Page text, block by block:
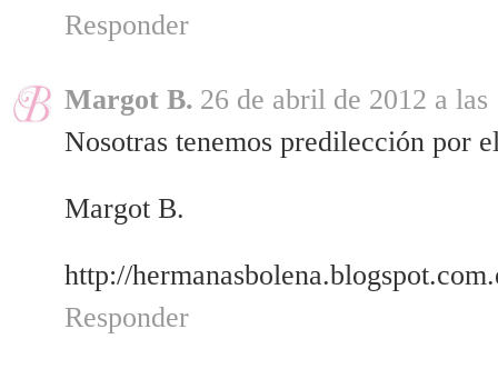
Responder
Margot B. 26 de abril de 2012 a las
Nosotras tenemos predilección por
Margot B.
http://
Responder